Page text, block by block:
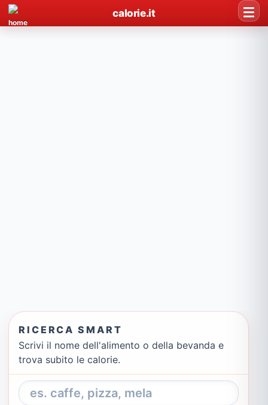
calorie.it
RICERCA SMART
Scrivi il nome dell'alimento o della bevanda e
trova subito le calorie.